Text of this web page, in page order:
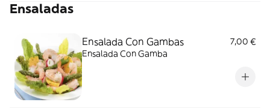
Ensaladas
Ensalada Con Gambas
7,00 €
Ensalada Con Gamba